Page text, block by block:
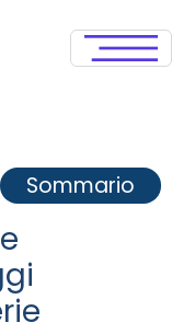
Sommario